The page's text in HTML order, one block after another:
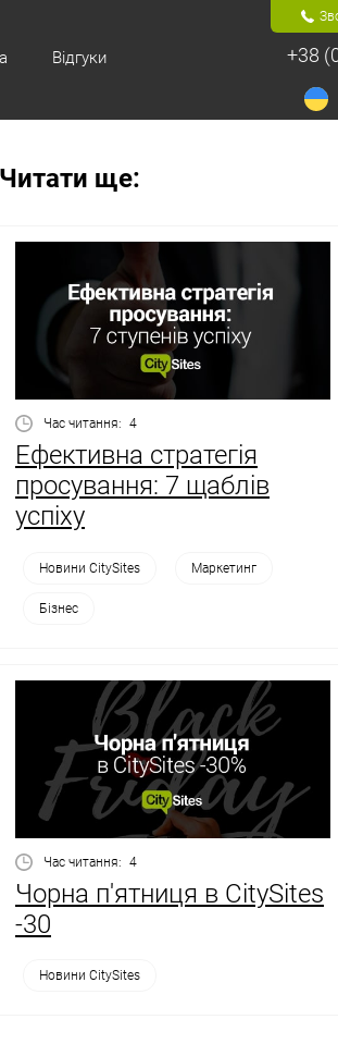
+38
Відгуки
Читати ще:
Час читання: 4
Ефективна стратегія
просування: 7 щаблів
успіху
Новини CitySites Маркетинг
Бізнес
Час читання: 4
Чорна п'ятниця в CitySites
-30
Новини CitySites